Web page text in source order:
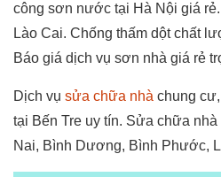
công sơn nước tại Hà Nội giá
Lào Cai. Chống thấm dột chất
Báo giá dịch vụ sơn nhà giá rẻ
Dịch vụ sửa chữa nhà chung
tại Bến Tre uy tín. Sửa chữa
Nai, Bình Dương, Bình Phước,